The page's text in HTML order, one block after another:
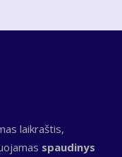
laikraštis,
spaudinys